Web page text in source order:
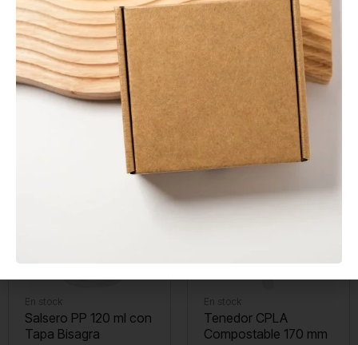
En stock
Envase Sándwich Kraft
con Ventana
0,20€ Sin IVA
En stock
Agitador de Madera
Enfundado 140 mm
0,01 Sin IVA
En stock
Salsero PP 120 ml con
Tapa Bisagra
En stock
Tenedor CPLA
Compostable 170 mm